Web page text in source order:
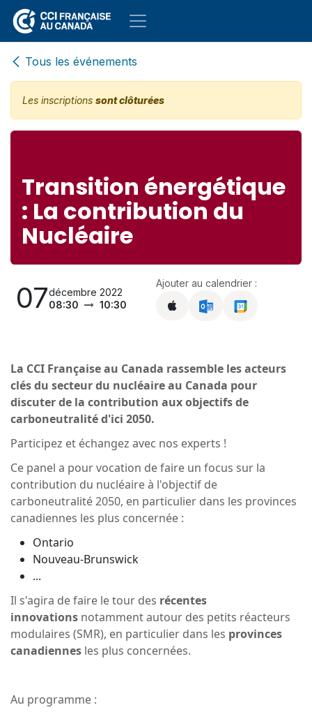
Se rendre au contenu
Tous les événements
Les inscriptions sont clôturées
Transition énergétique
: La contribution du
Nucléaire
07décembre 2022
08:30
10:30
Ajouter au calendrier :
La CCI Française au Canada rassemble les acteurs
clés du secteur du nucléaire au Canada pour
discuter de la contribution aux objectifs de
carboneutralité d'ici 2050.
Participez et échangez avec nos experts !
Ce panel a pour vocation de faire un focus sur la
contribution du nucléaire à l'objectif de
carboneutralité 2050, en particulier dans les provinces
canadiennes les plus concernée :
Ontario
Nouveau-Brunswick
...
Il s'agira de faire le tour des récentes
innovations notamment autour des petits réacteurs
modulaires (SMR), en particulier dans les provinces
canadiennes les plus concernées.
Au programme :